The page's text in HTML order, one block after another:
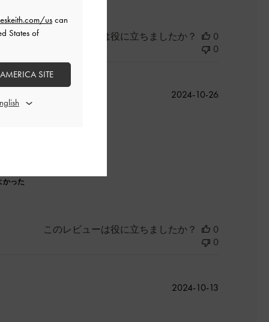
このレビューは役に立ちましたか？
0
0
かった
公
2024-10-26
このレビューは役に立ちましたか？
0
0
公
2024-10-13
uscan
States of
SITE